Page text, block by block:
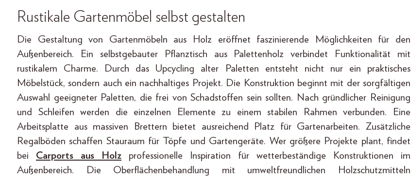
Rustikale Gartenmöbel selbst gestalten
Die Gestaltung von Gartenmöbeln aus Holz eröffnet faszinierende Möglichkeiten für den
Außenbereich. Ein selbstgebauter Pflanztisch aus Palettenholz verbindet Funktionalität mit
rustikalem Charme. Durch das Upcycling alter Paletten entsteht nicht nur ein praktisches
Möbelstück, sondern auch ein nachhaltiges Projekt. Die Konstruktion beginnt mit der sorgfältigen
Auswahl geeigneter Paletten, die frei von Schadstoffen sein sollten. Nach gründlicher Reinigung
und Schleifen werden die einzelnen Elemente zu einem stabilen Rahmen verbunden. Eine
Arbeitsplatte aus massiven Brettern bietet ausreichend Platz für Gartenarbeiten. Zusätzliche
Regalböden schaffen Stauraum für Töpfe und Gartengeräte. Wer größere Projekte plant, findet
bei Carports aus Holz professionelle Inspiration für wetterbeständige Konstruktionen im
Außenbereich. Die Oberflächenbehandlung mit umweltfreundlichen Holzschutzmitteln